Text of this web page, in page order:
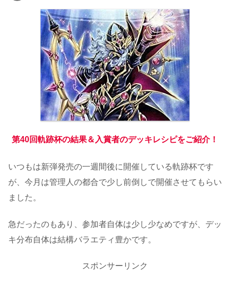
第40回軌跡杯の結果＆入賞者のデッキレシピをご紹介！
いつもは新弾発売の一週間後に開催している軌跡杯です
が、今月は管理人の都合で少し前倒しで開催させてもらい
ました。
急だったのもあり、参加者自体は少し少なめですが、デッ
キ分布自体は結構バラエティ豊かです。
スポンサーリンク